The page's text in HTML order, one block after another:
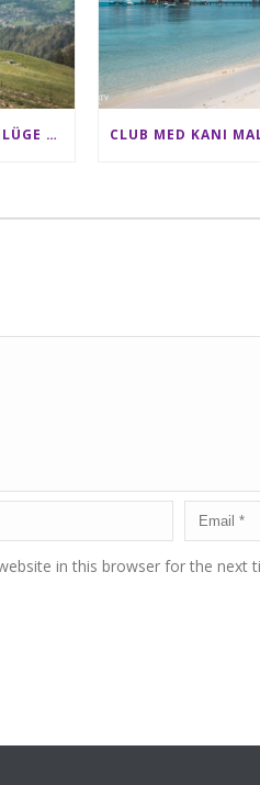
FRIBOURG: 7 TOLLE AUSFLÜGE FÜR FAMILIEN VON CHARMEY BIS LES PACCOTS
in this browser for the next